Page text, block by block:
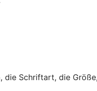
Schriftart, die